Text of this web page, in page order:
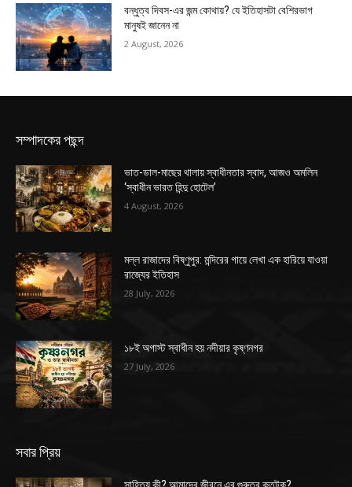
বন্ধুত্ব দিবস-এর জন্ম কোথায়? যে ইতিহাসটা বেশিরভাগ
মানুষই জানেন না
2 August, 2026
সম্পাদকের পছন্দ
ভাত-ডাল-মাছের থালায় স্বাধীনতার স্বাদ, আজও অমলিন
‘স্বাধীন ভারত হিন্দু হোটেল’
4 August, 2026
মল্ল রাজাদের বিষ্ণুপুর: মন্দিরের গায়ে লেখা এক হারিয়ে যাওয়া
রাজ্যের ইতিহাস
28 July, 2026
১৮ই অগাস্ট স্বাধীন হয় নদীয়ার কৃষ্ণনগর
27 July, 2026
সবার প্রিয়
সাহিত্য কী? আমাদের জীবনে এর গুরুত্ব কতটুকু?